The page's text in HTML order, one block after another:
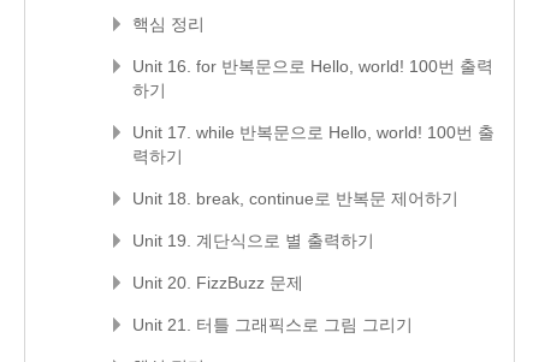
핵심 정리
Unit 16. for 반복문으로 Hello, world! 100번 출력
하기
Unit 17. while 반복문으로 Hello, world! 100번 출
력하기
Unit 18. break, continue로 반복문 제어하기
Unit 19. 계단식으로 별 출력하기
Unit 20. FizzBuzz 문제
Unit 21. 터틀 그래픽스로 그림 그리기